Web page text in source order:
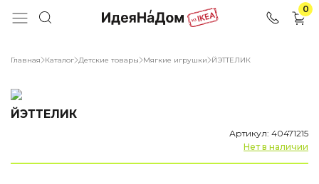
0
Главная Каталог Детские товары Мягкие игрушки ЙЭТТЕЛИК
ЙЭТТЕЛИК
Артикул: 40471215
Нет в наличии